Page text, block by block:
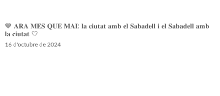
💙 𝐀𝐑𝐀 𝐌𝐄́𝐒 𝐐𝐔𝐄 𝐌𝐀𝐈: 𝐥𝐚 𝐜𝐢𝐮𝐭𝐚𝐭 𝐚𝐦𝐛 𝐞𝐥 𝐒𝐚𝐛𝐚𝐝𝐞𝐥𝐥 𝐢 𝐞𝐥 𝐒𝐚𝐛𝐚𝐝𝐞𝐥𝐥 𝐚𝐦𝐛
𝐥𝐚 𝐜𝐢𝐮𝐭𝐚𝐭 🤍
16 d'octubre de 2024